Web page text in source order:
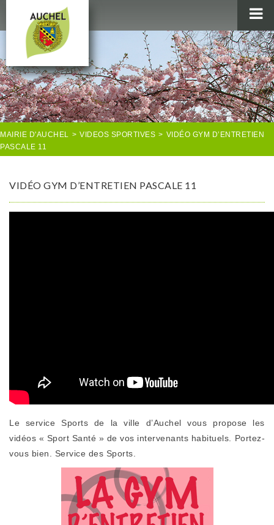
MAIRIE
AU QUOTIDIEN
AGENDA & LOISIRS
AUCHEL EN IMAGES
MAIRIE D'AUCHEL > VIDEOS SPORTIVES > VIDÉO GYM D’ENTRETIEN
PASCALE 11
VIDÉO GYM D’ENTRETIEN PASCALE 11
Le service Sports de la ville d’Auchel vous propose les
vidéos « Sport Santé » de vos intervenants habituels. Portez-
vous bien. Service des Sports.